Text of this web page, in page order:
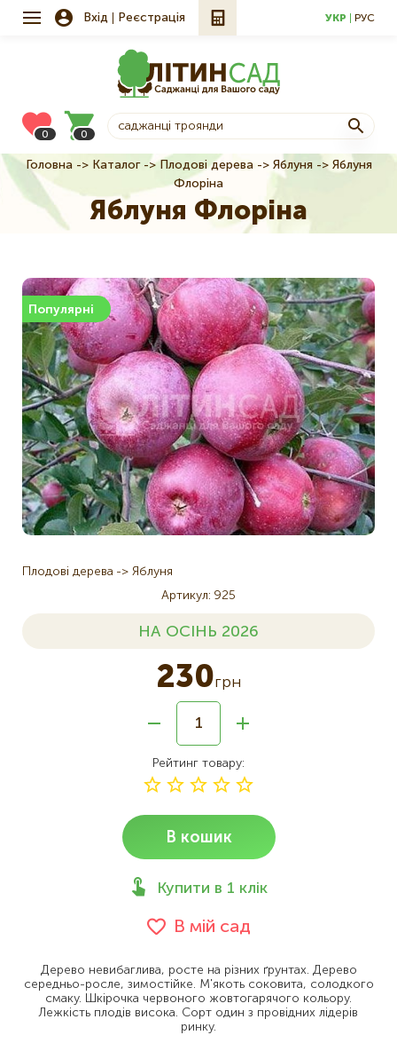
Вхід Реєстрація УКР РУС
0 0
Рядок
навіґації
Головна Каталог Плодові дерева Яблуня
Яблуня
Флоріна
Яблуня Флоріна
Популярні
Плодові дерева
Яблуня
Артикул 925
НА ОСІНЬ 2026
230грн
Рейтинг товару
В кошик
Купити в 1 клік
В мій сад
Дерево невибаглива, росте на різних ґрунтах. Дерево
середньо-росле, зимостійке. М'якоть соковита, солодкого
смаку. Шкірочка червоного жовтогарячого кольору.
Лежкість плодів висока. Сорт один з провідних лідерів
ринку.